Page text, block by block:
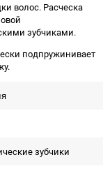
волос. Расческа
зубчиками.
подпружинивает
зубчики